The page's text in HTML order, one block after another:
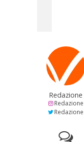
Redazione
Redazione
Redazione